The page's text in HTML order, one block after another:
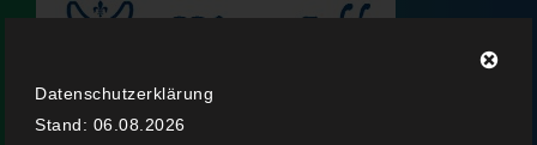
Datenschutzerklärung
Stand: 06.08.2026